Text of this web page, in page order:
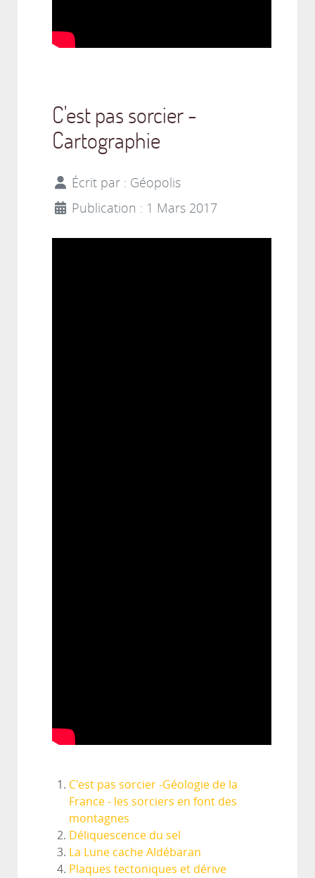
C'est pas sorcier -
Cartographie
Écrit par : Géopolis
Publication : 1 Mars 2017
C'est pas sorcier -Géologie de la
France - les sorciers en font des
montagnes
Déliquescence du sel
La Lune cache Aldébaran
Plaques tectoniques et dérive